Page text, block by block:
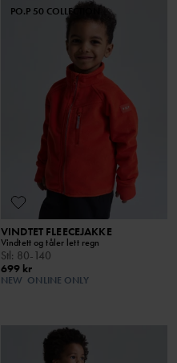
PO.P 50 COLLECTION
VINDTET FLEECEJAKKE
Vindtett og tåler lett regn
Stl : 80-140
699 kr
NEW ONLINE ONLY